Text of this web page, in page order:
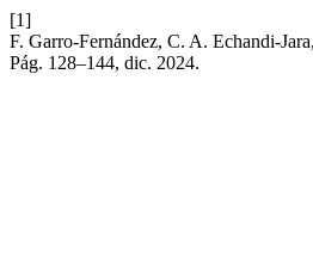
[1]
F. Garro-Fernández, C. A. Echandi-
Pág. 128–144, dic. 2024.